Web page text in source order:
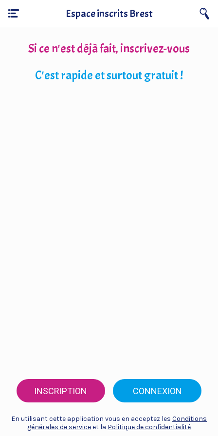
Espace inscrits Brest
Si ce n'est déjà fait, inscrivez-vous
C'est rapide et surtout gratuit !
INSCRIPTION CONNEXION
En utilisant cette application vous en acceptez les Conditions
générales de serviceet la Politique de confidentialité